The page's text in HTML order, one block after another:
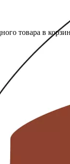
товара в